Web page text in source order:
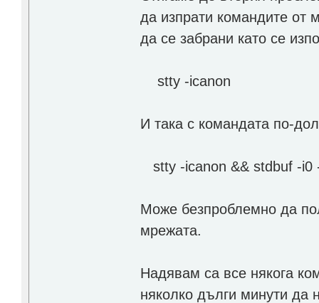
да изпрати командите
да се забрани като се
stty -icanon
И така с командата по-
stty -icanon && stdbuf -i0
Може безпроблемно да
мрежата.
Надявам са все някога
няколко дълги минути да